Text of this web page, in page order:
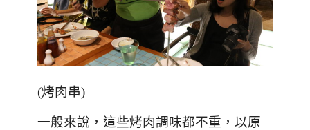
(烤肉串)
一般來說，這些烤肉調味都不重，以原